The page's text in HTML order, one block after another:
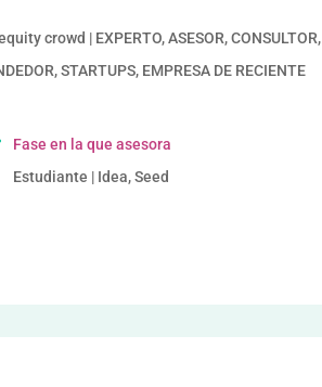
crowd | EXPERTO, ASESOR, CONSULTOR,
STARTUPS, EMPRESA DE RECIENTE
Fase en la que asesora
Estudiante | Idea, Seed